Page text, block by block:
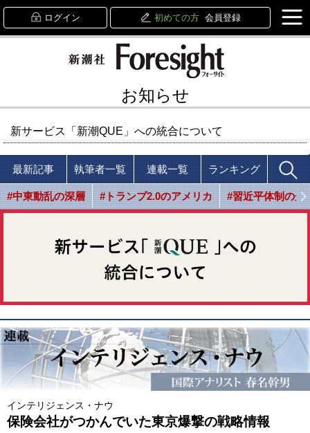
ログイン 初めての方 会員登録
お知らせ
新サービス「新潮QUE」への統合について
最新記事 執筆者一覧 連載一覧 ランキング
#中東動乱の深層 #トランプ2.0のアメリカ #習近平体制の光
インテリジェンス・ナウ
保険会社がつかんでいた東京爆撃の戦略情報